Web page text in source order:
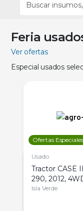
Feria
Ver ofertas
Especial usados
Ofertas Especiales
Usado
Tractor CASE
290, 2012,
Isla Verde